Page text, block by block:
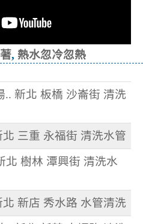
, 熱水忽冷忽熱
.. 新北 板橋 沙崙街 清洗
三重 永福街 清洗水管
北 樹林 潭興街 清洗水
新店 秀水路 水管清洗